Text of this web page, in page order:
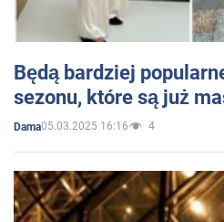
Będą bardziej
sezonu, które są już
Dama05.03.2025 16:16 4